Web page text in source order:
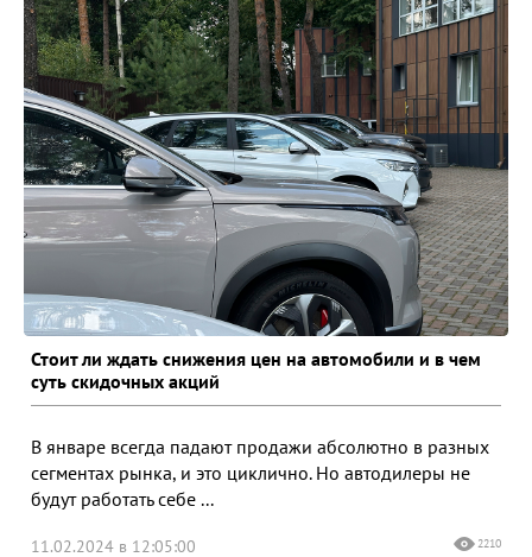
Стоит ли ждать снижения цен на автомобили и в чем
суть скидочных акций
В январе всегда падают продажи абсолютно в разных
сегментах рынка, и это циклично. Но автодилеры не
будут работать себе ...
11.02.2024 в 12:05:00 2210